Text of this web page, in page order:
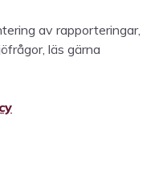
av rap­por­teringar,
läs gär­na